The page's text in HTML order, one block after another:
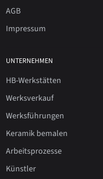
AGB
Impressum
UNTERNEHMEN
HB-Werkstätten
Werksverkauf
Werksführungen
Keramik bemalen
Arbeitsprozesse
Künstler